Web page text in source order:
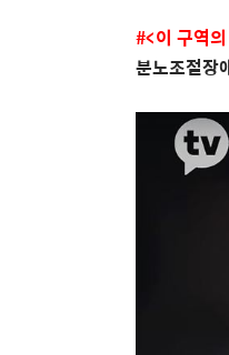
#<이 구역
분노조절장